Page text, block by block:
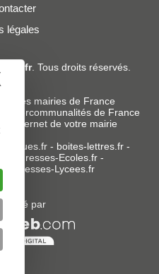
légales
. Tous droits réservés.
:
des mairies de France
intercommunalités de France
internet de votre mairie
- boites-lettres.fr-
Adresses-Ecoles.fr -
- Adresses-Lycees.fr
édité par